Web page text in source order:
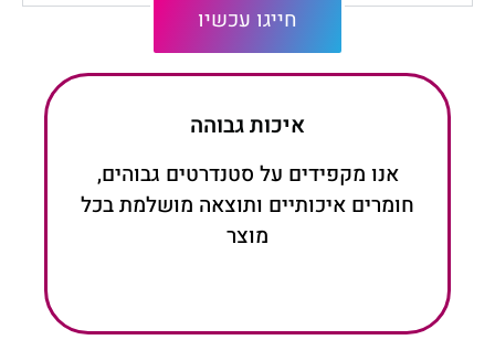
חייגו עכשיו
איכות גבוהה
אנו מקפידים על סטנדרטים גבוהים,
חומרים איכותיים ותוצאה מושלמת בכל
מוצר